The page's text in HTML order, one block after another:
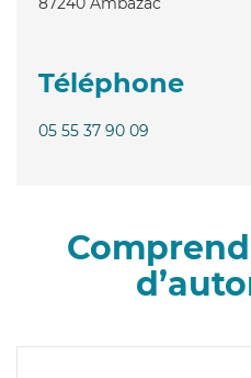
Téléphone
05 55 37 90 09